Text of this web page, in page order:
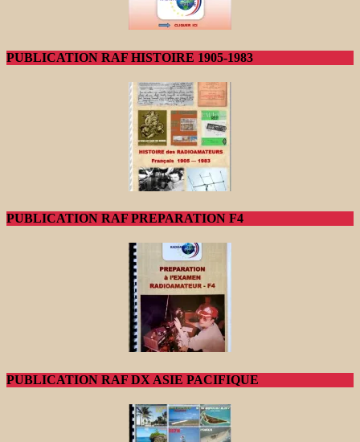
PUBLICATION RAF HISTOIRE 1905-1983
PUBLICATION RAF PREPARATION F4
PUBLICATION RAF DX ASIE PACIFIQUE